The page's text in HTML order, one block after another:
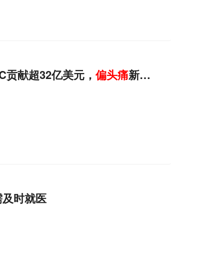
贡献超32亿美元，偏头痛新药爆发……
时就医